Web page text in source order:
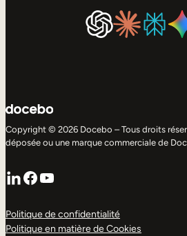
Copyright © 2026 Docebo – Tous droits
déposée ou une marque commerciale de
LinkedIn
Facebook
YouTube
Politique de confidentialité
Politique en matière de Cookies